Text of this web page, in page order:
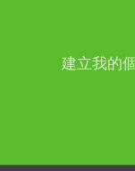
建立我的